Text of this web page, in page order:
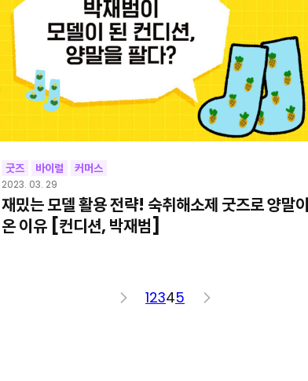
굿즈 바이럴 커머스
2023. 03. 29
재밌는 모델 활용 전략! 숙취해소제 굿즈로 양말
온 이유 [컨디션, 박재범]
< 12345 >